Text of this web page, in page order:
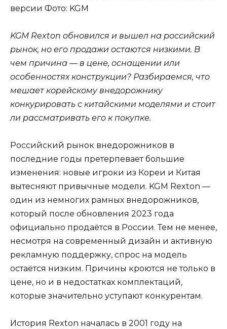
версии Фото: KGM
KGM Rexton обновился и вышел на российский
рынок, но его продажи остаются низкими. В
чем причина — в цене, оснащении или
особенностях конструкции? Разбираемся, что
мешает корейскому внедорожнику
конкурировать с китайскими моделями и стоит
ли рассматривать его к покупке.
Российский рынок внедорожников в
последние годы претерпевает большие
изменения: новые игроки из Кореи и Китая
вытесняют привычные модели. KGM Rexton —
один из немногих рамных внедорожников,
который после обновления 2023 года
официально продаётся в России. Тем не менее,
несмотря на современный дизайн и активную
рекламную поддержку, спрос на модель
остаётся низким. Причины кроются не только в
цене, но и в недостатках комплектаций,
которые значительно уступают конкурентам.
История Rexton началась в 2001 году на